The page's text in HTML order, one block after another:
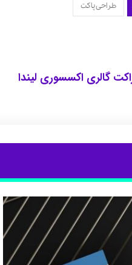
طراحی پاکت
گالری اکسسوری لیندا